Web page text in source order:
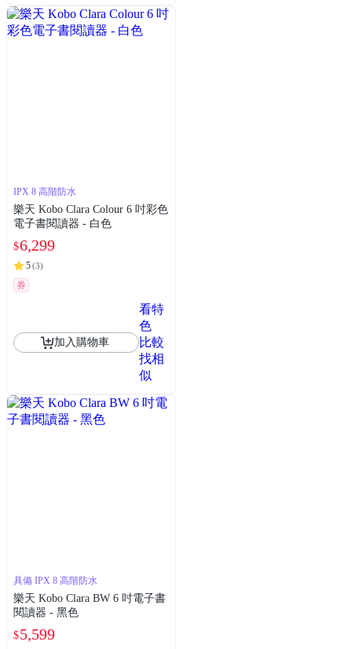
IPX 8 高階防水
樂天 Kobo Clara Colour 6 吋彩色
電子書閱讀器 - 白色
$6,299
5(3)
券
加入購物車
看特
色
比較
找相
似
具備 IPX 8 高階防水
樂天 Kobo Clara BW 6 吋電子書
閱讀器 - 黑色
$5,599